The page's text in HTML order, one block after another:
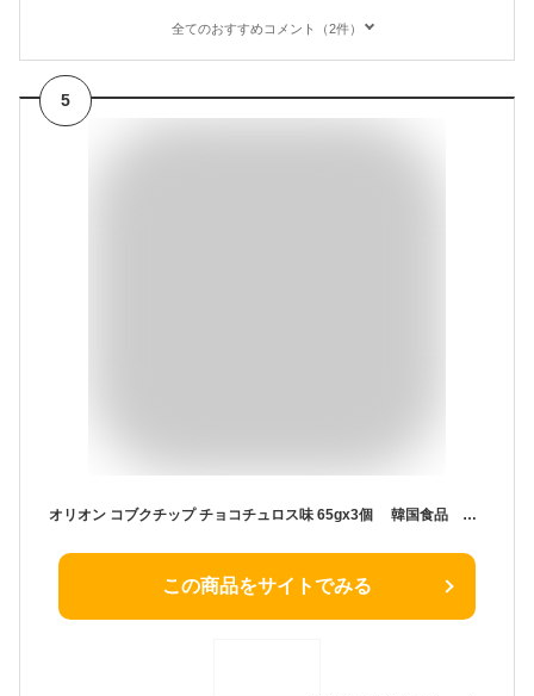
全てのおすすめコメント（2件）
5
オリオン コブクチップ チョコチュロス味 65gx3個 韓国食品 韓国食品、韓国菓子 コンソメ とうもろこし 韓国お菓子 コブックチップ 日本初上陸! オリオン
この商品をサイトでみる